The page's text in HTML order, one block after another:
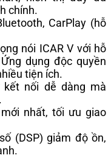
chính.
CarPlay (hỗ
nói ICAR V với hỗ
dụng độc quyền
tiện ích.
kết nối dễ dàng mà
nhất, tối ưu giao
(DSP) giảm độ ồn,